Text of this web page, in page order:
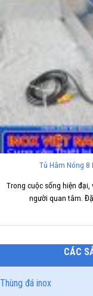
Tủ Hâm Nóng 8
Trong cuộc sống hiện
người quan tâm.
CÁC
Thùng đá inox